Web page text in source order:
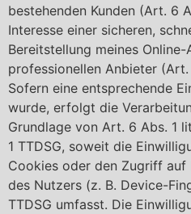
bestehenden Kunden (Art. 6
Interesse einer sicheren,
Bereitstellung meines
professionellen Anbieter (Art.
Sofern eine entsprechende
wurde, erfolgt die
Grundlage von Art. 6 Abs. 1
1 TTDSG, soweit die
Cookies oder den Zugriff
des Nutzers (z. B. Device-
TTDSG umfasst. Die